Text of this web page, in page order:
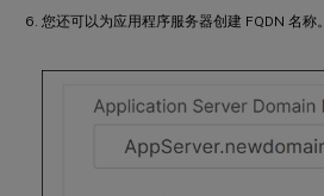
您还可以为应用程序服务器创建 FQDN 名称。